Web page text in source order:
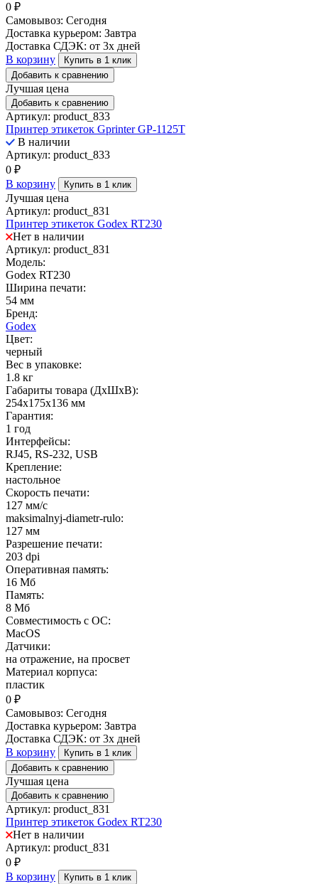
0 ₽
Самовывоз: Сегодня
Доставка курьером: Завтра
Доставка СДЭК: от 3х дней
В корзину
Купить в 1 клик
Добавить к сравнению
Лучшая цена
Добавить к сравнению
Артикул: product_833
Принтер этикеток Gprinter GP-1125T
В наличии
Артикул: product_833
0 ₽
В корзину
Купить в 1 клик
Лучшая цена
Артикул: product_831
Принтер этикеток Godex RT230
Нет в наличии
Артикул: product_831
Модель:
Godex RT230
Ширина печати:
54 мм
Бренд:
Godex
Цвет:
черный
Вес в упаковке:
1.8 кг
Габариты товара (ДxШxВ):
254х175х136 мм
Гарантия:
1 год
Интерфейсы:
RJ45, RS-232, USB
Крепление:
настольное
Скорость печати:
127 мм/с
maksimalnyj-diametr-rulo:
127 мм
Разрешение печати:
203 dpi
Оперативная память:
16 Мб
Память:
8 Мб
Совместимость с ОС:
MacOS
Датчики:
на отражение, на просвет
Материал корпуса:
пластик
0 ₽
Самовывоз: Сегодня
Доставка курьером: Завтра
Доставка СДЭК: от 3х дней
В корзину
Купить в 1 клик
Добавить к сравнению
Лучшая цена
Добавить к сравнению
Артикул: product_831
Принтер этикеток Godex RT230
Нет в наличии
Артикул: product_831
0 ₽
В корзину
Купить в 1 клик